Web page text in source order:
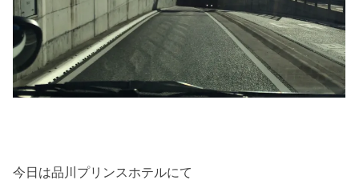
今日は品川プリンスホテルにて